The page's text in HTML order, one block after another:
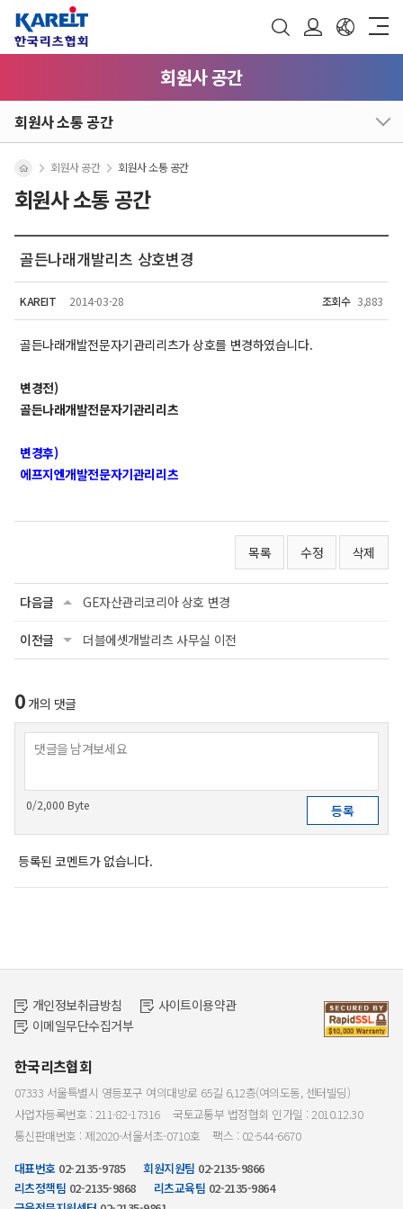
회원사 공간
회원사 소통 공간
회원사 소통 공간
회원사 공간 회원사 소통 공간
골든나래개발리츠 상호변경
KAREIT 2014-03-28 조회수 3,883
골든나래개발전문자기관리리츠가 상호를 변경하였습니다.
변경전)
골든나래개발전문자기관리리츠
변경후)
에프지엔개발전문자기관리리츠
목록 수정 삭제
다음글 GE자산관리코리아 상호 변경
이전글 더블에셋개발리츠 사무실 이전
0개의 댓글
0/2,000 Byte
등록된 코멘트가 없습니다.
개인정보취급방침
사이트이용약관
이메일무단수집거부
한국리츠협회
07333 서울특별시 영등포구 여의대방로 65길 6,12층(여의도동, 센터빌딩)
사업자등록번호 : 211-82-17316
국토교통부 법정협회 인가일 : 2010.12.30
통신판매번호 : 제2020-서울서초-0710호
팩스 : 02-544-6670
대표번호 02-2135-9785 회원지원팀 02-2135-9866
리츠정책팀 02-2135-9868 리츠교육팀 02-2135-9864